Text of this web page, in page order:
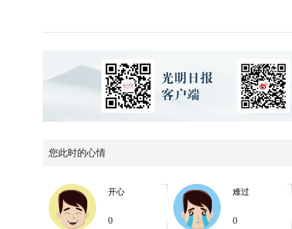
您此时的心情
开心
0
难过
0